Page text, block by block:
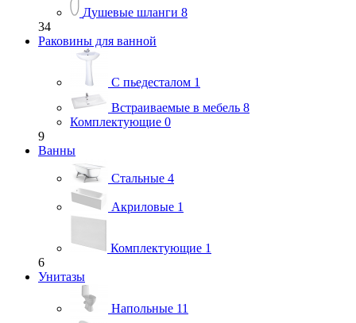
Душевые шланги 8
34
Раковины для ванной
С пьедесталом 1
Встраиваемые в мебель 8
Комплектующие 0
9
Ванны
Стальные 4
Акриловые 1
Комплектующие 1
6
Унитазы
Напольные 11